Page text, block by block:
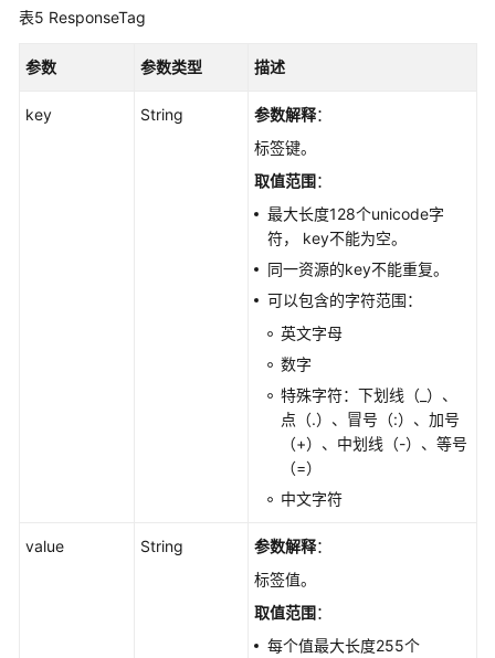
表5 ResponseTag
参数 参数类型 描述
key String 参数解释：
标签键。
取值范围：
最大长度128个unicode字
符， key不能为空。
同一资源的key不能重复。
可以包含的字符范围：
英文字母
数字
特殊字符：下划线（_）、
点（.）、冒号（:）、加号
（+）、中划线（-）、等号
（=）
中文字符
value String 参数解释：
标签值。
取值范围：
每个值最大长度255个